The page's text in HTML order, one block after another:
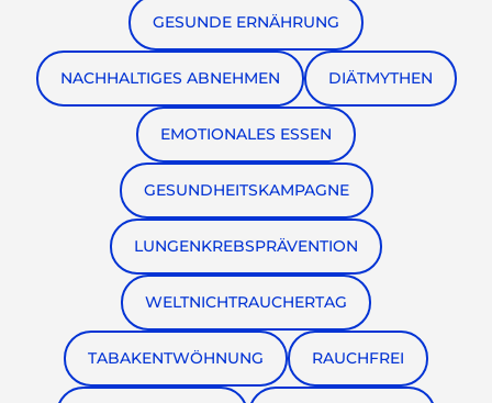
GESUNDE ERNÄHRUNG
NACHHALTIGES ABNEHMEN DIÄTMYTHEN
EMOTIONALES ESSEN
GESUNDHEITSKAMPAGNE
LUNGENKREBSPRÄVENTION
WELTNICHTRAUCHERTAG
TABAKENTWÖHNUNG RAUCHFREI